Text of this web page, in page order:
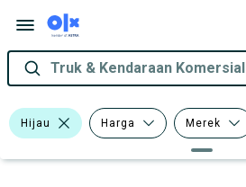
Truk & Kendaraan Komersial
Hijau Harga Merek
Tipe Bodi Model